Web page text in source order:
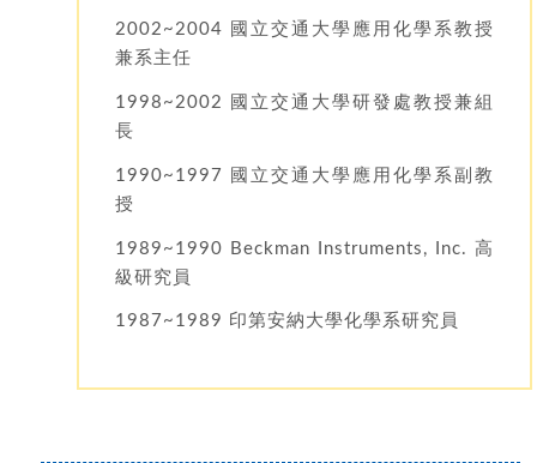
2002~2004 國立交通大學應用化學系教授
兼系主任
1998~2002 國立交通大學研發處教授兼組
長
1990~1997 國立交通大學應用化學系副教
授
1989~1990 Beckman Instruments, Inc. 高
級研究員
1987~1989 印第安納大學化學系研究員